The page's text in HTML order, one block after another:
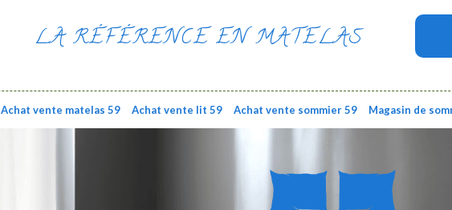
LA RÉFÉRENCE EN MATELAS
Achat vente matelas 59 Achat vente lit 59 Achat vente sommier 59 Magasin de